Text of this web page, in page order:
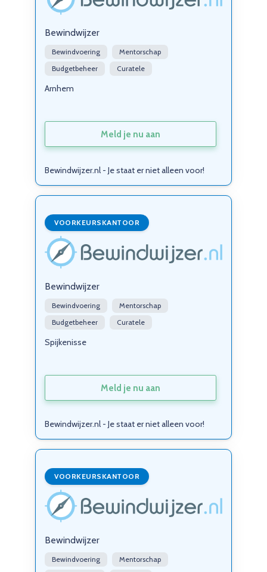
Bewindwijzer
Bewindvoering
Mentorschap
Budgetbeheer
Curatele
Arnhem
Meld je nu aan
Bewindwijzer.nl - Je staat er niet alleen voor!
VOORKEURSKANTOOR
Bewindwijzer
Bewindvoering
Mentorschap
Budgetbeheer
Curatele
Spijkenisse
Meld je nu aan
Bewindwijzer.nl - Je staat er niet alleen voor!
VOORKEURSKANTOOR
Bewindwijzer
Bewindvoering
Mentorschap